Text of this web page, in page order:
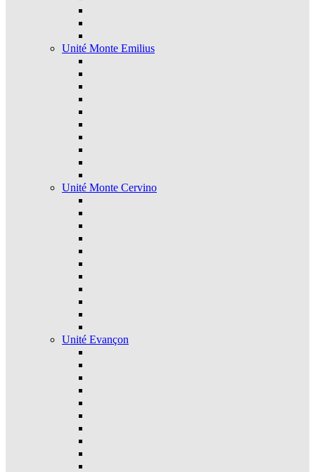
Unité Monte Emilius
Unité Monte Cervino
Unité Evançon